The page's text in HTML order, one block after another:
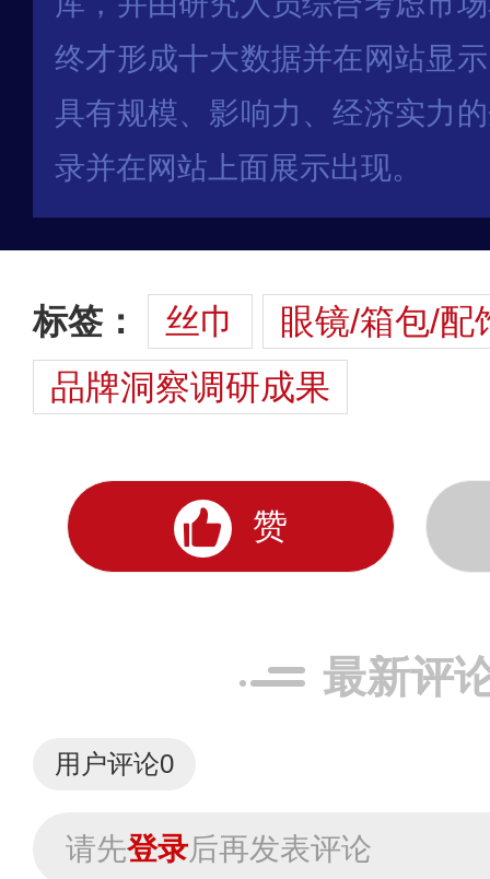
终才形成十大数据并在网站显
具有规模、影响力、经济实力
录并在网站上面展示出现。
标签： 丝巾
眼镜/箱包/配
品牌洞察调研成果
赞
最新评
用户评论0
请先登录后再发表评论